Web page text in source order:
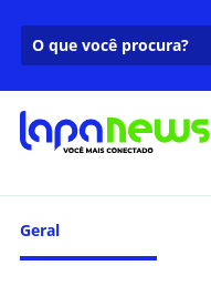
Geral